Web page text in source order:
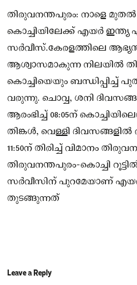
തിരുവനന്തപുരം: നാളെ
കൊച്ചിയിലേക്ക് എയർ ഇന്ത്യ
സർവീസ്.കേരളത്തിലെ
ആശ്വാസമാകുന്ന നിലയിൽ
കൊച്ചിയെയും ബന്ധിപ്പിച്ച്
വരുന്നു. ചൊവ്വ, ശനി
ആരംഭിച്ച് 08:05ന്
തിങ്കൾ, വെള്ളി ദിവസങ്ങളിൽ
11:50ന് തിരിച്ച് വിമാനം
തിരുവനന്തപുരം-കൊച്ചി
സർവീസിന് പുറമേയാണ്
തുടങ്ങുന്നത്
Leave a Reply